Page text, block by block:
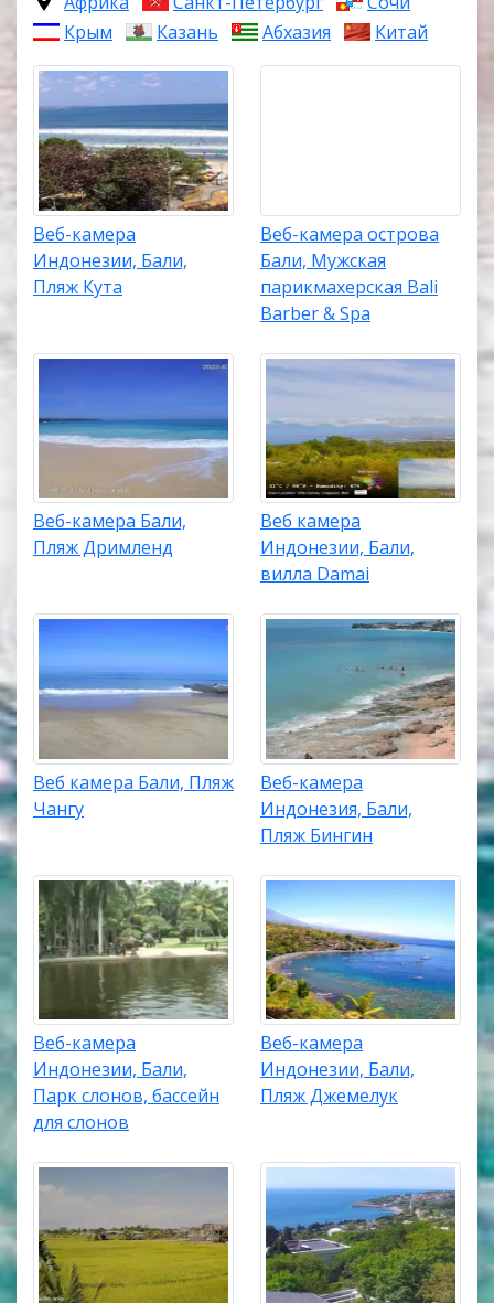
Крым
Казань Абхазия Китай
Веб-камера
Индонезии, Бали,
Пляж Кута
Веб-камера острова
Бали, Мужская
парикмахерская Bali
Barber & Spa
Веб-камера Бали,
Пляж Дримленд
Веб камера
Индонезии, Бали,
вилла Damai
Веб камера Бали, Пляж
Чангу
Веб-камера
Индонезия, Бали,
Пляж Бингин
Веб-камера
Индонезии, Бали,
Парк слонов, бассейн
для слонов
Веб-камера
Индонезии, Бали,
Пляж Джемелук